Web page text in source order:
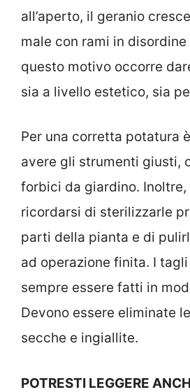
all’aperto, il geranio
male con rami in disordine
questo motivo occorre
sia a livello estetico, sia
Per una corretta potatura
avere gli strumenti giusti,
forbici da giardino. Inoltre,
ricordarsi di sterilizzarle
parti della pianta e di
ad operazione finita. I
sempre essere fatti in
Devono essere eliminate
secche e ingiallite.
POTRESTI LEGGERE